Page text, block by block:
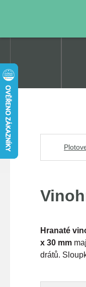
Hranaté
x 30 mm
drátů.